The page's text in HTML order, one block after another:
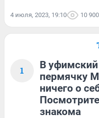
4 июля, 2023, 19:10 10 900
1
В
пермячку
ничего о
знакома